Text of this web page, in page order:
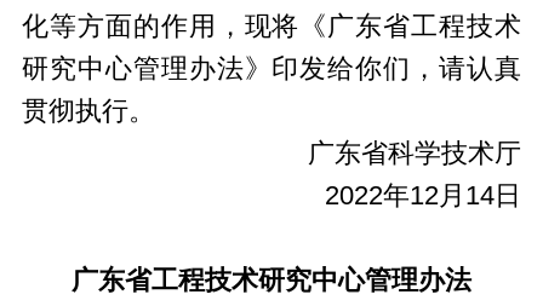
化等方面的作用，现将《广东省工程技术
研究中心管理办法》印发给你们，请认真
贯彻执行。
广东省科学技术厅
2022年12月14日
广东省工程技术研究中心管理办法